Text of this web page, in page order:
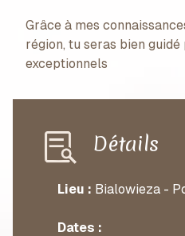
Grâce à mes
région, tu seras bien
exceptionnels
Détails
Lieu : Bialowieza -
Dates :